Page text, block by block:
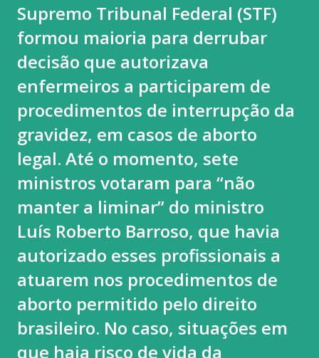
de autoria Antônio Barros, mais conhecida na interpretada
por Ney Matogrosso. Quem também brilhou hoje no topo
do pódio foi Arthur Nory (barra fixa), Caio Souza (barras
paralelas) e Yuri Guimarães (salto). Flavinha começou o
domingo (9) com exibição de alto nível de dificuldade na
trave. Cravou a nota mais alta (13.866) que lhe valeu o
primeiro ouro do dia. A prata ficou com Gabri...
Supremo Tribunal Federal (STF)
formou maioria para derrubar
decisão que autorizava
enfermeiros a participarem de
procedimentos de interrupção da
gravidez, em casos de aborto
legal. Até o momento, sete
ministros votaram para “não
manter a liminar” do ministro
Luís Roberto Barroso, que havia
autorizado esses profissionais a
atuarem nos procedimentos de
aborto permitido pelo direito
brasileiro. No caso, situações em
que haja risco de vida da